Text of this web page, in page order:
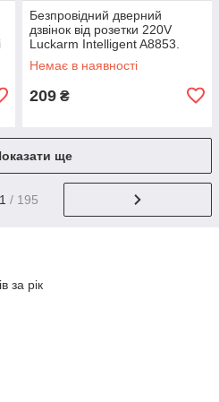
Безпровідний дверний
дзвінок від розетки 220V
Luckarm Intelligent A8853.
Колір рожевий DS-10
Немає в наявності
209 ₴
ще
1 / 195
за рік